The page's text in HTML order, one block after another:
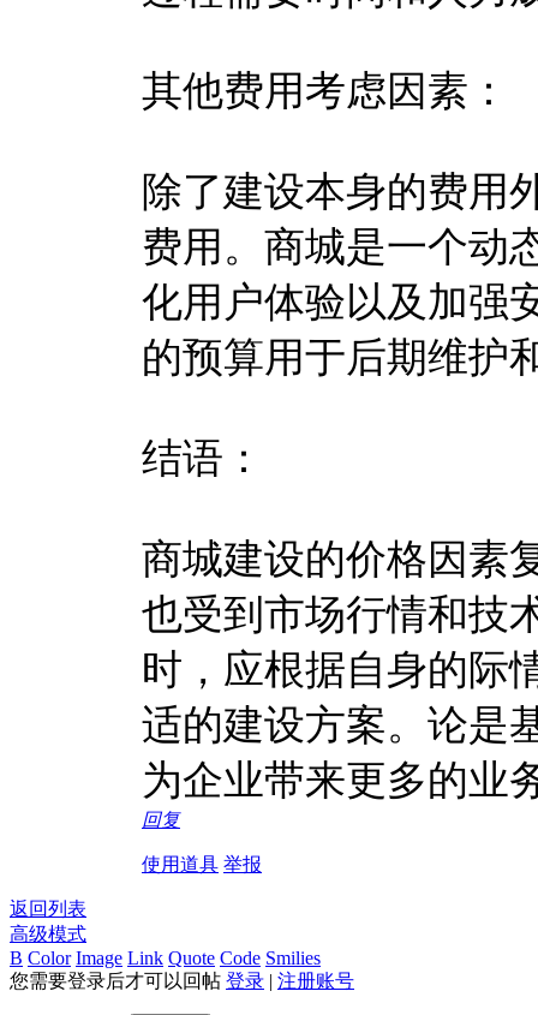
其他费用考虑因素：
除了建设本身的费用
费用。商城是一个动
化用户体验以及加强
的预算用于后期维护
结语：
商城建设的价格因素
也受到市场行情和技
时，应根据自身的际
适的建设方案。论是
为企业带来更多的业
回复
使用道具 举报
返回列表
高级模式
B Color Image Link Quote Code Smilies
您需要登录后才可以回帖 登录 | 注册账号